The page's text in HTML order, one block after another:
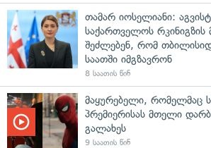
თამარ იოსელიანი:
საქართველოს რკინიგზის
შეძლებენ, რომ
საათში იმგზავრონ
8 საათის წინ
მაყურებელი, რომელმაც
პრემიერისას მთელი
გალახეს
9 საათის წინ